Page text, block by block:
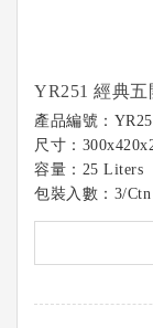
YR251 經典
產品編號：
尺寸：
容量：25 Liters
包裝入數：3/Ctn